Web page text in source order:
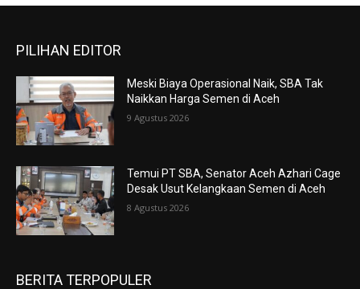
PILIHAN EDITOR
Meski Biaya Operasional Naik, SBA Tak
Naikkan Harga Semen di Aceh
9 Agustus 2026
Temui PT SBA, Senator Aceh Azhari Cage
Desak Usut Kelangkaan Semen di Aceh
8 Agustus 2026
BERITA TERPOPULER